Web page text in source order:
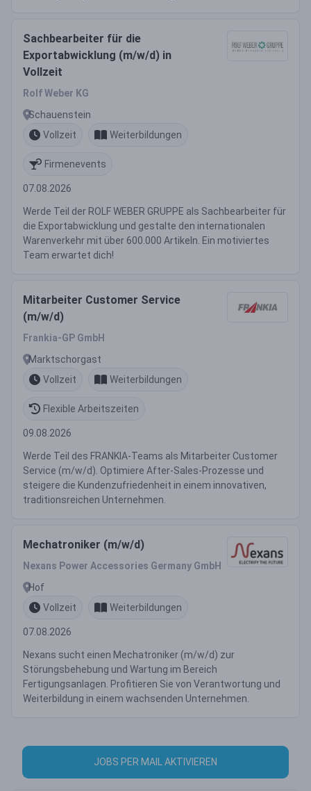
Sachbearbeiter für die
Exportabwicklung (m/w/d) in
Vollzeit
Rolf Weber KG
Schauenstein
Vollzeit
Weiterbildungen
Firmenevents
07.08.2026
Werde Teil der ROLF WEBER GRUPPE als Sachbearbeiter für
die Exportabwicklung und gestalte den internationalen
Warenverkehr mit über 600.000 Artikeln. Ein motiviertes
Team erwartet dich!
Mitarbeiter Customer Service
(m/w/d)
Frankia-GP GmbH
Marktschorgast
Vollzeit
Weiterbildungen
Flexible Arbeitszeiten
09.08.2026
Werde Teil des FRANKIA-Teams als Mitarbeiter Customer
Service (m/w/d). Optimiere After-Sales-Prozesse und
steigere die Kundenzufriedenheit in einem innovativen,
traditionsreichen Unternehmen.
Mechatroniker (m/w/d)
Nexans Power Accessories Germany GmbH
Hof
Vollzeit
Weiterbildungen
07.08.2026
Nexans sucht einen Mechatroniker (m/w/d) zur
Störungsbehebung und Wartung im Bereich
Fertigungsanlagen. Profitieren Sie von Verantwortung und
Weiterbildung in einem wachsenden Unternehmen.
JOBS PER MAIL AKTIVIEREN